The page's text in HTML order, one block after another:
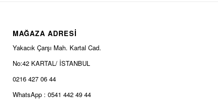
MAĞAZA ADRESİ
Yakacık Çarşı Mah. Kartal Cad.
No:42 KARTAL/ İSTANBUL
0216 427 06 44
WhatsApp : 0541 442 49 44